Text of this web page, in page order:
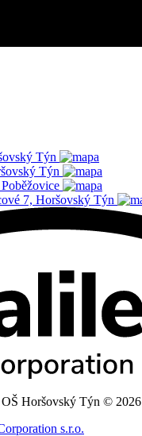
Týn
Týn
7, Horšovský Týn
Horšovský Týn © 2026
s.r.o.